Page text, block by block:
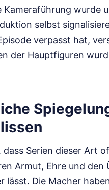
Kameraführung wurde
selbst
verpasst hat,
der Hauptfiguren
dass Serien dieser Art
Armut, Ehre und
lässt. Die Macher